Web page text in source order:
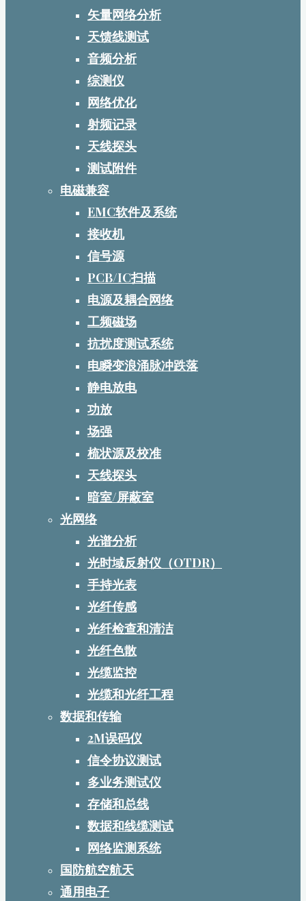
矢量网络分析
天馈线测试
音频分析
综测仪
网络优化
射频记录
天线探头
测试附件
电磁兼容
EMC软件及系统
接收机
信号源
PCB/IC扫描
电源及耦合网络
工频磁场
抗扰度测试系统
电瞬变浪涌脉冲跌落
静电放电
功放
场强
梳状源及校准
天线探头
暗室/屏蔽室
光网络
光谱分析
光时域反射仪（OTDR）
手持光表
光纤传感
光纤检查和清洁
光纤色散
光缆监控
光缆和光纤工程
数据和传输
2M误码仪
信令协议测试
多业务测试仪
存储和总线
数据和线缆测试
网络监测系统
国防航空航天
通用电子